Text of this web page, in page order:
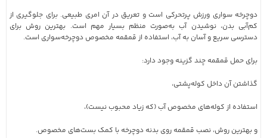
دوچرخه سواری ورزش پرتحرکی است و تعریق در آن امری طبیعی. برای جلوگیری از
کم‌آبی بدن، نوشیدن آب به‌صورت منظم بسیار مهم است. بهترین روش برای
دسترسی سریع و آسان به آب، استفاده از قمقمه مخصوص دوچرخه‌سواری است.
برای حمل قمقمه چند گزینه وجود دارد:
گذاشتن آن داخل کوله‌پشتی،
استفاده از کوله‌های مخصوص آب (که زیاد محبوب نیست)،
و بهترین روش، نصب قمقمه روی بدنه دوچرخه با کمک بست‌های مخصوص.